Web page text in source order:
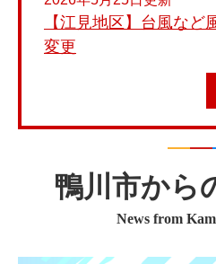
【江見地区】台風など
変更
鴨川市から
News from